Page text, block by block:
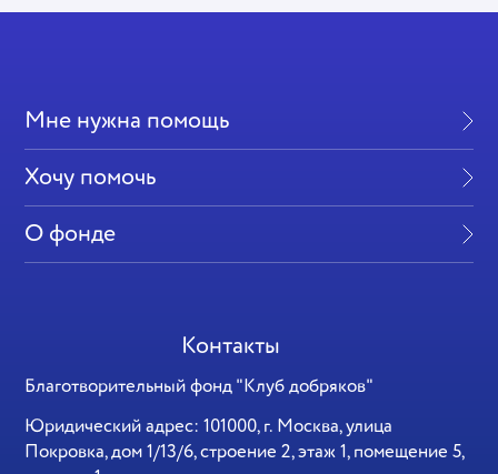
Мне нужна помощь
Хочу помочь
О фонде
Контакты
Благотворительный фонд "Клуб добряков"
Юридический адрес: 101000, г. Москва, улица
Покровка, дом 1/13/6, строение 2, этаж 1, помещение 5,